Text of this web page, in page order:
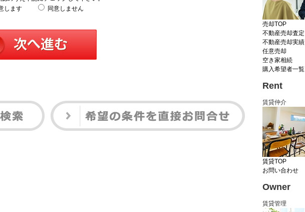
します
同意しません
売却TOP
不動産売却査定
不動産売却実績
任意売却
空き家相続
購入希望者一覧
Rent
賃貸仲介
賃貸TOP
お問い合わせ
Owner
賃貸管理